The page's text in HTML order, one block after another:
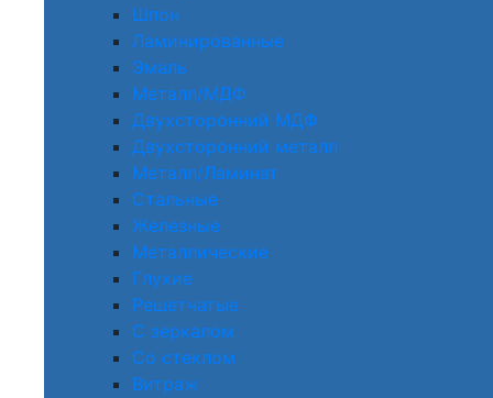
Шпон
Ламинированные
Эмаль
Металл/МДФ
Двухсторонний МДФ
Двухсторонний металл
Металл/Ламинат
Стальные
Железные
Металлические
Глухие
Решетчатые
С зеркалом
Со стеклом
Витраж